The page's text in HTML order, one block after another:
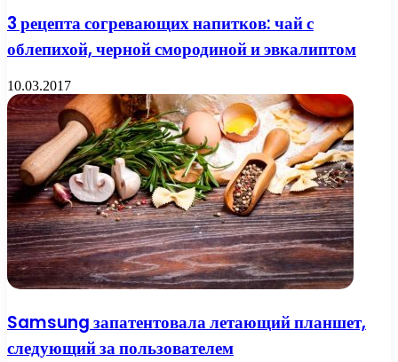
3 рецепта согревающих напитков: чай с
облепихой, черной смородиной и эвкалиптом
10.03.2017
Samsung запатентовала летающий планшет,
следующий за пользователем